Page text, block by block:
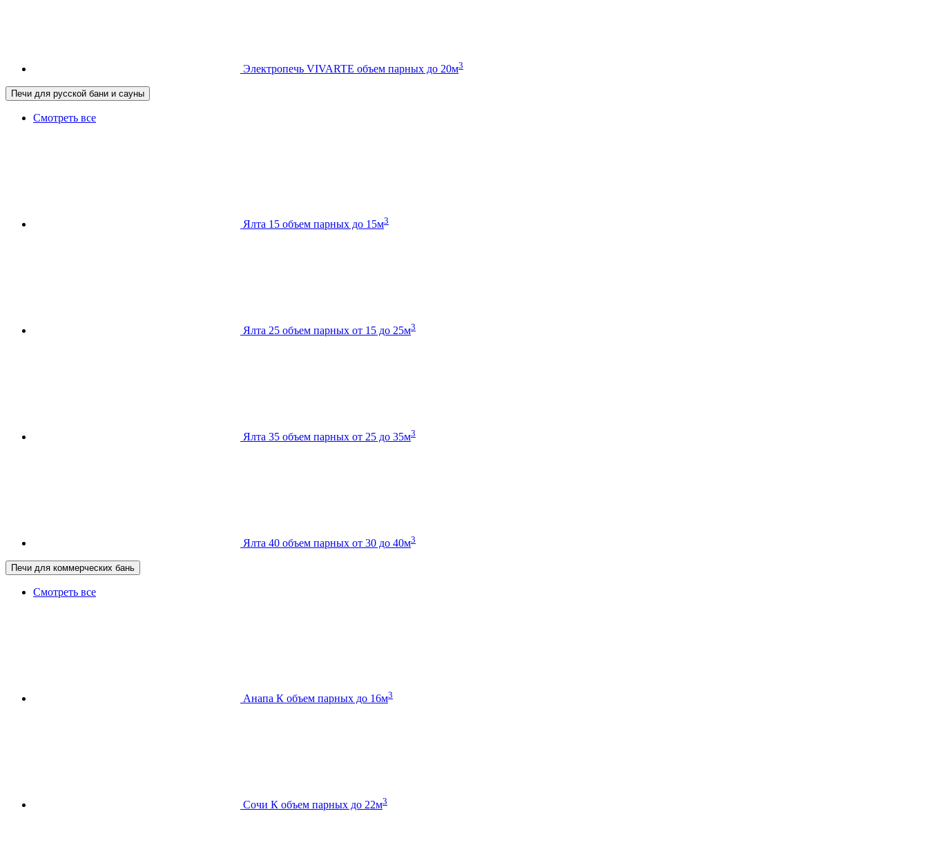
Электропечь VIVARTE объем парных до 20м3
Печи для русской бани и сауны
Смотреть все
Ялта 15 объем парных до 15м3
Ялта 25 объем парных от 15 до 25м3
Ялта 35 объем парных от 25 до 35м3
Ялта 40 объем парных от 30 до 40м3
Печи для коммерческих бань
Смотреть все
Анапа К объем парных до 16м3
Сочи К объем парных до 22м3